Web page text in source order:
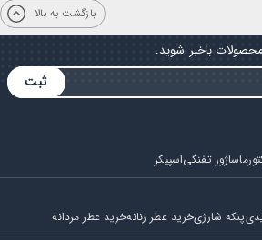
بازگشت به بالا
باخبر شوید.
ثبت
ماساژور تفنگیاسپیکر
پنکه شارژیخرید عطر زنانهخرید عطر مردانه